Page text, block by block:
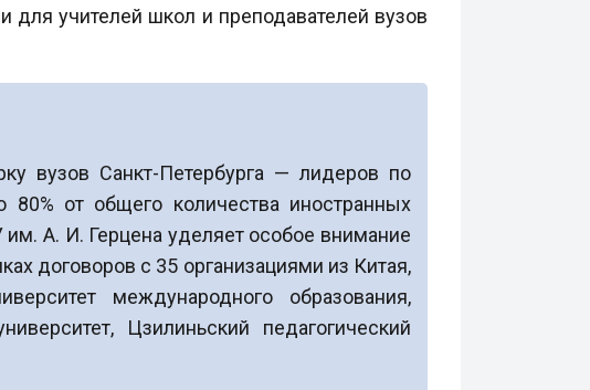
учителей школ и преподавателей вузов
вузов Санкт-Петербурга — лидеров по
80% от общего количества иностранных
А. И. Герцена уделяет особое внимание
договоров с 35 организациями из Китая,
международного образования,
Цзилиньский педагогический